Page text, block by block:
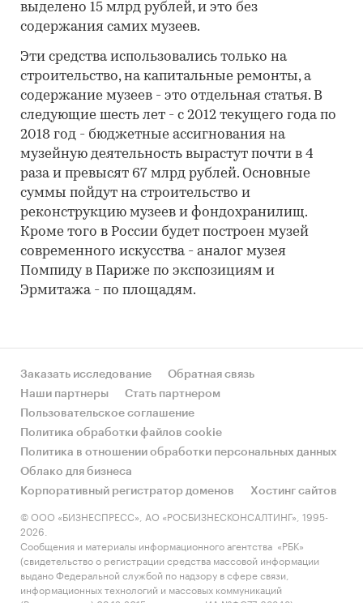
выделено 15 млрд рублей, и это без
содержания самих музеев.
Эти средства использовались только на
строительство, на капитальные ремонты, а
содержание музеев - это отдельная статья. В
следующие шесть лет - с 2012 текущего года по
2018 год - бюджетные ассигнования на
музейную деятельность вырастут почти в 4
раза и превысят 67 млрд рублей. Основные
суммы пойдут на строительство и
реконструкцию музеев и фондохранилищ.
Кроме того в России будет построен музей
современного искусства - аналог музея
Помпиду в Париже по экспозициям и
Эрмитажа - по площадям.
Заказать исследование
Обратная связь
Наши партнеры
Стать партнером
Пользовательское соглашение
Политика обработки файлов cookie
Политика в отношении обработки персональных данных
Облако для бизнеса
Корпоративный регистратор доменов
Хостинг сайтов
© ООО «БИЗНЕСПРЕСС», АО «РОСБИЗНЕСКОНСАЛТИНГ», 1995-
2026.
Сообщения и материалы информационного агентства «РБК»
(свидетельство о регистрации средства массовой информации
выдано Федеральной службой по надзору в сфере связи,
информационных технологий и массовых коммуникаций